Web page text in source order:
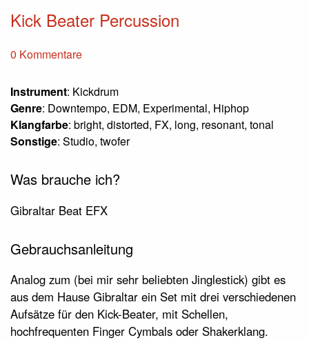
Kick Beater Percussion
0 Kommentare
Instrument: Kickdrum
Genre: Downtempo, EDM, Experimental, Hiphop
Klangfarbe: bright, distorted, FX, long, resonant, tonal
Sonstige: Studio, twofer
Was brauche ich?
Gibraltar Beat EFX
Gebrauchsanleitung
Analog zum (bei mir sehr beliebten Jinglestick) gibt es
aus dem Hause Gibraltar ein Set mit drei verschiedenen
Aufsätze für den Kick-Beater, mit Schellen,
hochfrequenten Finger Cymbals oder Shakerklang.